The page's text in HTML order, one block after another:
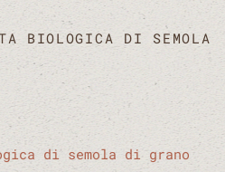
BIOLOGICA DI SEMOLA